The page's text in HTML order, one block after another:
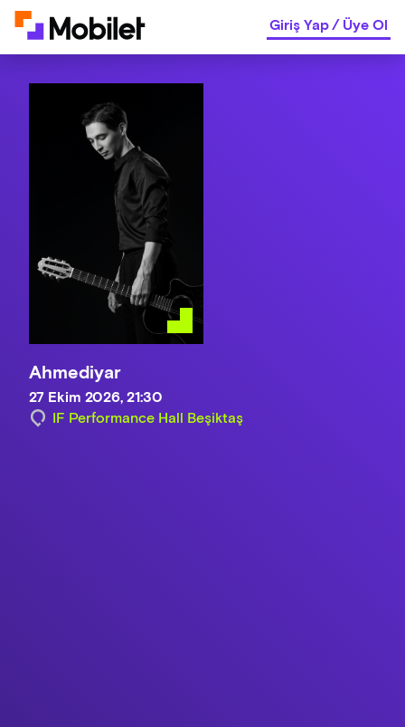
Giriş Yap/Üye Ol
Ahmediyar
27 Ekim 2026, 21:30
IF Performance Hall Beşiktaş